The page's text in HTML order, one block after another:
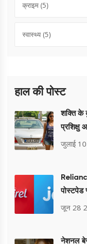
क्राइम(5)
स्वास्थ्य (5)
हाल की पोस्ट
शक्ति के
प्रशिक्षु
जुलाई
पोस्टपेड
जून 28
नेशनल